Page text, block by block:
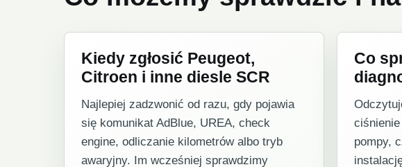
Kiedy zgłosić Peugeot,
Citroen i inne diesle SCR
Najlepiej zadzwonić od razu, gdy pojawia
się komunikat AdBlue, UREA, check
engine, odliczanie kilometrów albo tryb
awaryjny. Im wcześniej sprawdzimy
Co
pompy,